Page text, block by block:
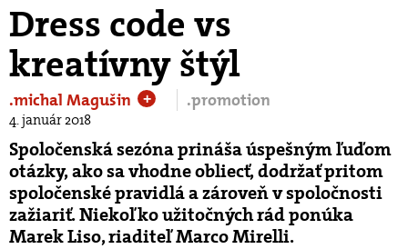
Dress code vs
kreatívny štýl
.michal Magušin + .promotion
4. január 2018
Spoločenská sezóna prináša úspešným ľuďom
otázky, ako sa vhodne obliecť, dodržať pritom
spoločenské pravidlá a zároveň v spoločnosti
zažiariť. Niekoľko užitočných rád ponúka
Marek Liso, riaditeľ Marco Mirelli.